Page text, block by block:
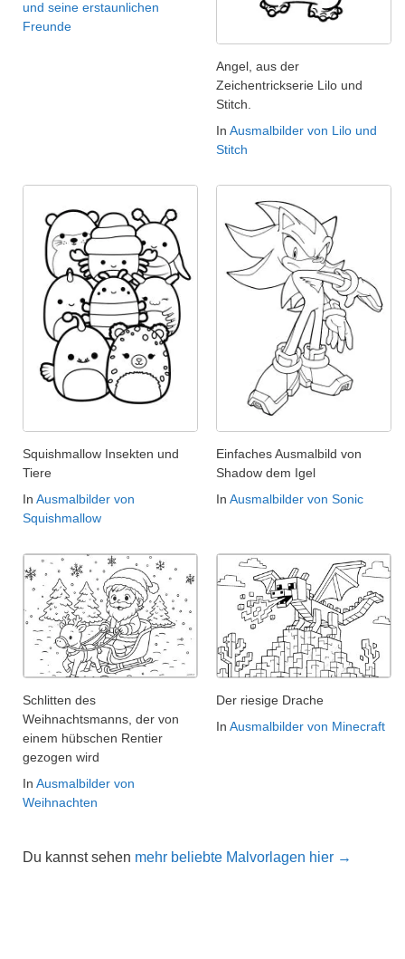
und seine erstaunlichen
Freunde
Angel, aus der
Zeichentrickserie Lilo und
Stitch.
In Ausmalbilder von Lilo und
Stitch
Squishmallow Insekten und
Tiere
In Ausmalbilder von
Squishmallow
Einfaches Ausmalbild von
Shadow dem Igel
In Ausmalbilder von Sonic
Schlitten des
Weihnachtsmanns, der von
einem hübschen Rentier
gezogen wird
In Ausmalbilder von
Weihnachten
Der riesige Drache
In Ausmalbilder von Minecraft
Du kannst sehen mehr beliebte Malvorlagen hier →